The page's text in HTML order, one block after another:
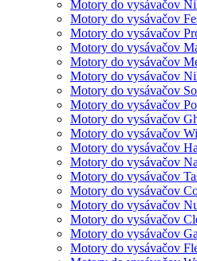
Motory do vysávačov
Motory do vysávačov
Motory do vysávačov
Motory do vysávačov
Motory do vysávačov
Motory do vysávačov
Motory do vysávačov
Motory do vysávačov
Motory do vysávačov
Motory do vysávačov
Motory do vysávačov
Motory do vysávačov
Motory do vysávačov
Motory do vysávačov
Motory do vysávačov
Motory do vysávačov
Motory do vysávačov
Motory do vysávačov